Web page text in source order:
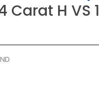
Carat H VS 1